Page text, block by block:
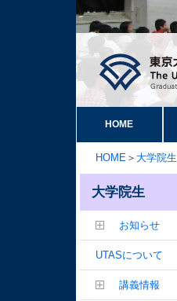
HOME
HOME ＞ 大学院生
大学院生
お知らせ
UTASについて
講義情報